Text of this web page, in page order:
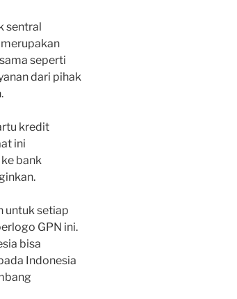
sentral
seperti
dari pihak
kredit
ini
bank
untuk setiap
GPN ini.
bisa
Indonesia